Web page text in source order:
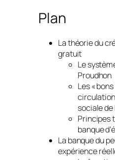
Plan
La théorie du
gratuit
Le
Proudhon
Les «
sociale
Principes
banque
La banque du
expérience